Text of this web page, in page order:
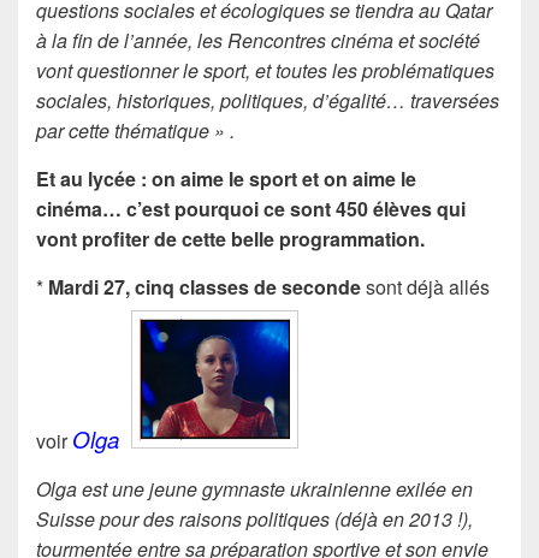
questions sociales et écologiques se tiendra au Qatar
à la fin de l’année, les Rencontres cinéma et société
vont questionner le sport, et toutes les problématiques
sociales, historiques, politiques, d’égalité… traversées
par cette thématique » .
Et au lycée : on aime le sport et on aime le
cinéma… c’est pourquoi ce sont 450 élèves qui
vont profiter de cette belle programmation.
* Mardi 27, cinq classes de secondesont déjà allés
voirOlga
Olga est une jeunegymnaste ukrainienne exilée en
Suisse pour des raisonspolitiques (déjà en 2013 !),
tourmentée entre sapréparation sportive et son envie